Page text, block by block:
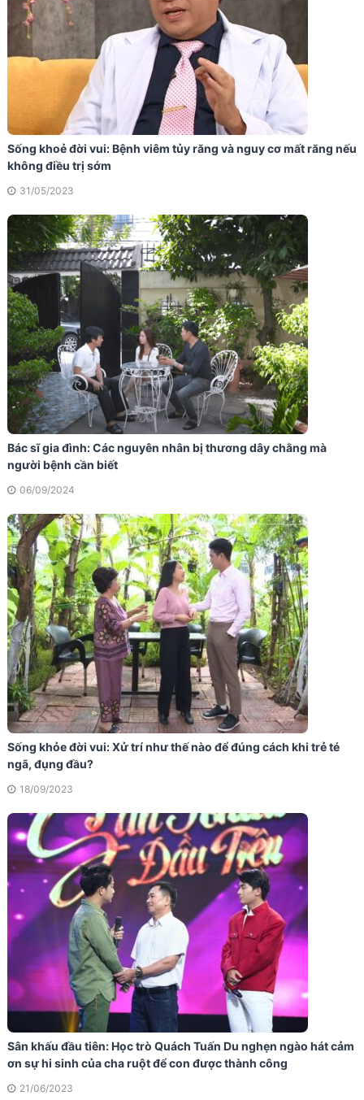
Sống khoẻ đời vui: Bệnh viêm tủy răng và nguy cơ mất răng nếu
không điều trị sớm
31/05/2023
Bác sĩ gia đình: Các nguyên nhân bị thương dây chằng mà
người bệnh cần biết
06/09/2024
Sống khỏe đời vui: Xử trí như thế nào để đúng cách khi trẻ té
ngã, đụng đầu?
18/09/2023
Sân khấu đầu tiên: Học trò Quách Tuấn Du nghẹn ngào hát cảm
ơn sự hi sinh của cha ruột để con được thành công
21/06/2023